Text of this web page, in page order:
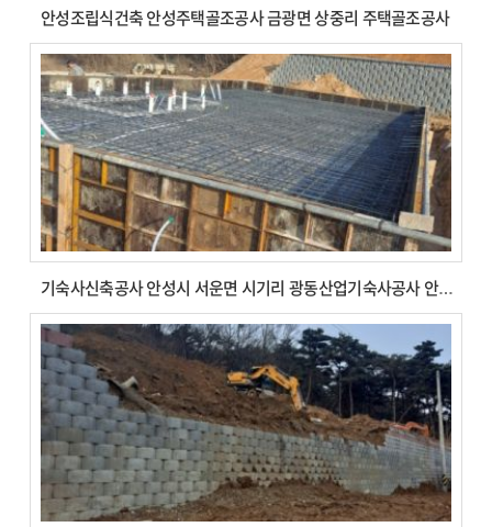
안성조립식건축 안성주택골조공사 금광면 상중리 주택골조공사
기숙사신축공사 안성시 서운면 시기리 광동산업기숙사공사 안성조립식건축